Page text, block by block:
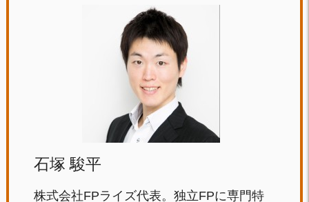
石塚 駿平
株式会社FPライズ代表。独立FPに専門特